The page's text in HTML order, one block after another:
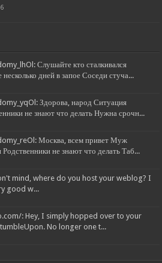
Слушайте кто сталкивался
несколько дней в запое Соседи стуча...
Здорова, народ Ситуация
не знают что делать Нужна срочн...
Москва, всем привет Муж
Родственники не знают что делать Таб...
mind, where do you host your weblog? I
good w...
: Hey, I simply hopped over to your
No longer one t...